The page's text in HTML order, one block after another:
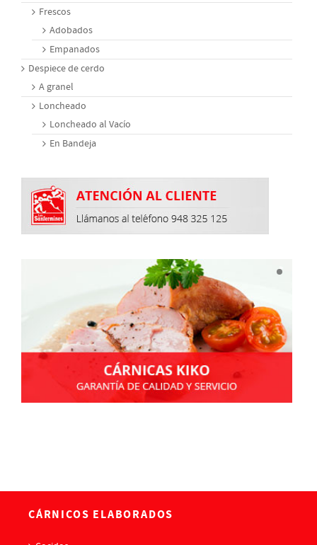
Frescos
Adobados
Empanados
Despiece de cerdo
A granel
Loncheado
Loncheado al Vacío
En Bandeja
CÁRNICOS ELABORADOS